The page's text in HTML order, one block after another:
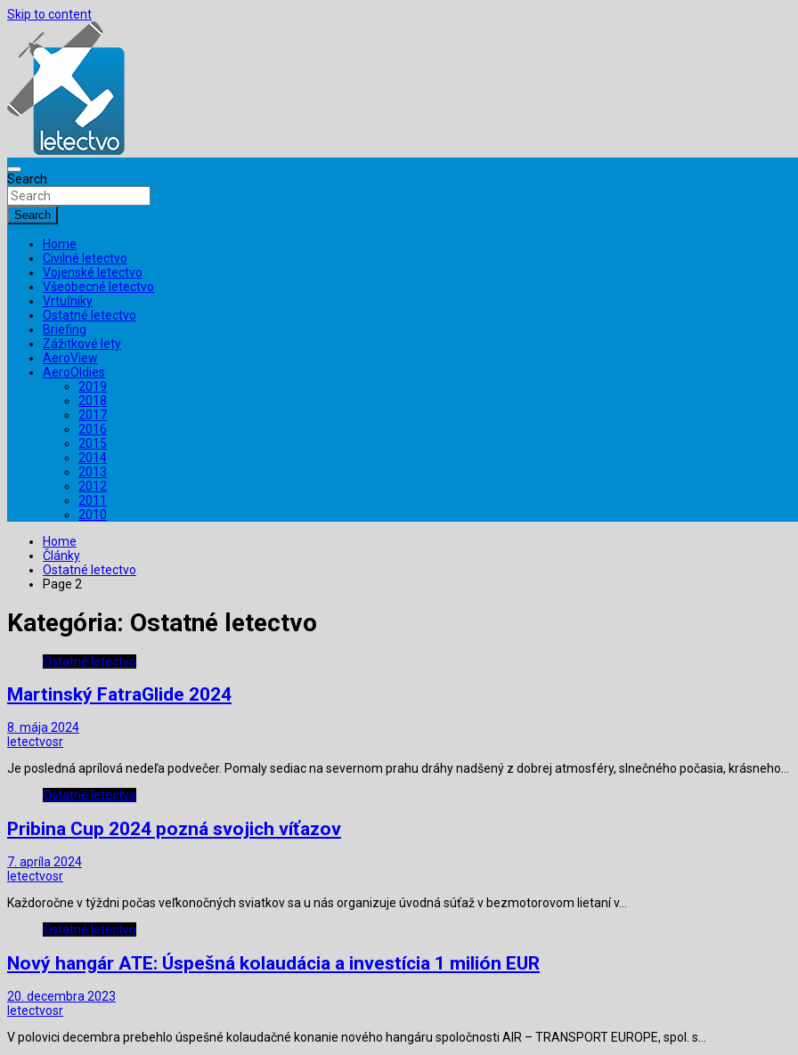
Skip to content
Search
Search
Home
Civilné letectvo
Vojenské letectvo
Všeobecné letectvo
Vrtuľníky
Ostatné letectvo
Briefing
Zážitkové lety
AeroView
AeroOldies
2019
2018
2017
2016
2015
2014
2013
2012
2011
2010
Home
Články
Ostatné letectvo
Page 2
Kategória: Ostatné letectvo
Ostatné letectvo
Martinský FatraGlide 2024
8. mája 2024
letectvosr
Je posledná aprílová nedeľa podvečer. Pomaly sediac na severnom prahu dráhy nadšený z dobrej atmosféry, slnečného počasia, krásneho…
Ostatné letectvo
Pribina Cup 2024 pozná svojich víťazov
7. apríla 2024
letectvosr
Každoročne v týždni počas veľkonočných sviatkov sa u nás organizuje úvodná súťaž v bezmotorovom lietaní v…
Ostatné letectvo
Nový hangár ATE: Úspešná kolaudácia a investícia 1 milión EUR
20. decembra 2023
letectvosr
V polovici decembra prebehlo úspešné kolaudačné konanie nového hangáru spoločnosti AIR – TRANSPORT EUROPE, spol. s…